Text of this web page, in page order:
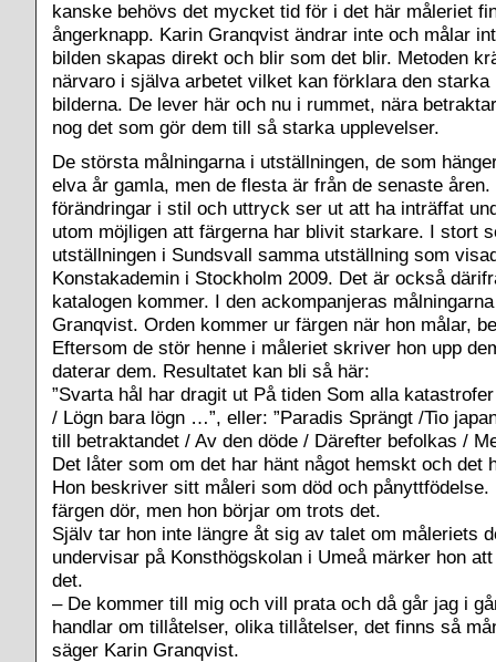
kanske behövs det mycket tid för i det här måleriet
ångerknapp. Karin Granqvist ändrar inte och målar
bilden skapas direkt och blir som det blir. Metoden
närvaro i själva arbetet vilket kan förklara den starka
bilderna. De lever här och nu i rummet, nära
nog det som gör dem till så starka upplevelser.
De största målningarna i utställningen, de som
elva år gamla, men de flesta är från de senaste
förändringar i stil och uttryck ser ut att ha inträffat
utom möjligen att färgerna har blivit starkare. I stort
utställningen i Sundsvall samma utställning som
Konstakademin i Stockholm 2009. Det är också
katalogen kommer. I den ackompanjeras
Granqvist. Orden kommer ur färgen när hon målar,
Eftersom de stör henne i måleriet skriver hon upp
daterar dem. Resultatet kan bli så här:
”Svarta hål har dragit ut På tiden Som alla
/ Lögn bara lögn …”, eller: ”Paradis Sprängt /Tio
till betraktandet / Av den döde / Därefter befolkas /
Det låter som om det har hänt något hemskt och det
Hon beskriver sitt måleri som död och pånyttfödelse.
färgen dör, men hon börjar om trots det.
Själv tar hon inte längre åt sig av talet om måleriets
undervisar på Konsthögskolan i Umeå märker hon
det.
– De kommer till mig och vill prata och då går jag i
handlar om tillåtelser, olika tillåtelser, det finns så
säger Karin Granqvist.